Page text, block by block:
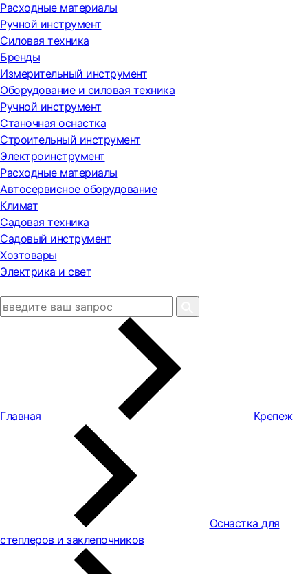
Расходные материалы
Ручной инструмент
Силовая техника
Бренды
Измерительный инструмент
Оборудование и силовая техника
Ручной инструмент
Станочная оснастка
Строительный инструмент
Электроинструмент
Расходные материалы
Автосервисное оборудование
Климат
Садовая техника
Садовый инструмент
Хозтовары
Электрика и свет
Главная Крепеж
Оснастка для
степлеров и заклепочников